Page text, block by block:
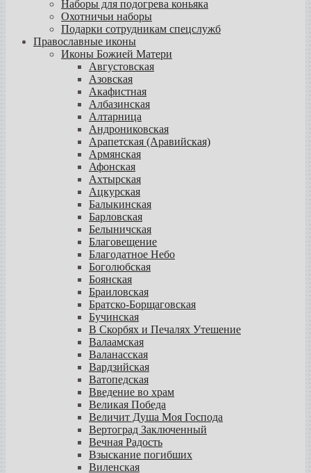
Наборы для подогрева коньяка
Охотничьи наборы
Подарки сотрудникам спецслужб
Православные иконы
Иконы Божией Матери
Августовская
Азовская
Акафистная
Албазинская
Алтарница
Андрониковская
Арапетская (Аравийская)
Армянская
Афонская
Ахтырская
Ацкурская
Балыкинская
Барловская
Белыничская
Благовещение
Благодатное Небо
Боголюбская
Боянская
Браиловская
Братско-Борщаговская
Бучинская
В Скорбях и Печалях Утешение
Валаамская
Валанасская
Вардзийская
Ватопедская
Введение во храм
Великая Победа
Величит Душа Моя Господа
Вертоград Заключенный
Вечная Радость
Взыскание погибших
Виленская